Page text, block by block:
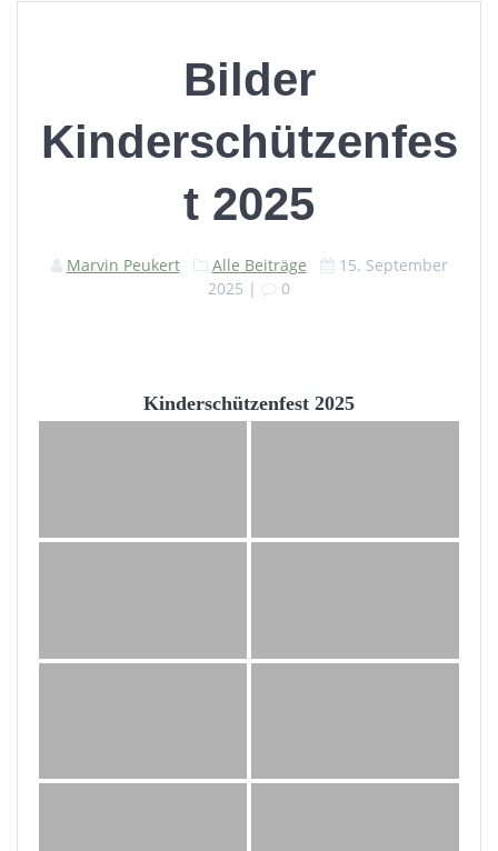
Bilder
Kinderschützenfes
t 2025
Marvin Peukert Alle Beiträge
15. September
2025 | 0
Kinderschützenfest 2025